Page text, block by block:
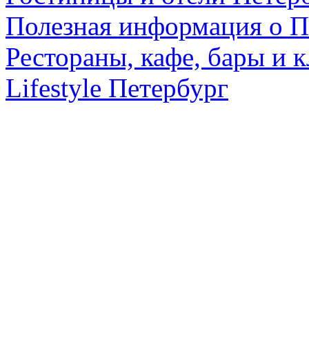
Полезная информация о
Рестораны, кафе, бары и
Lifestyle Петербург